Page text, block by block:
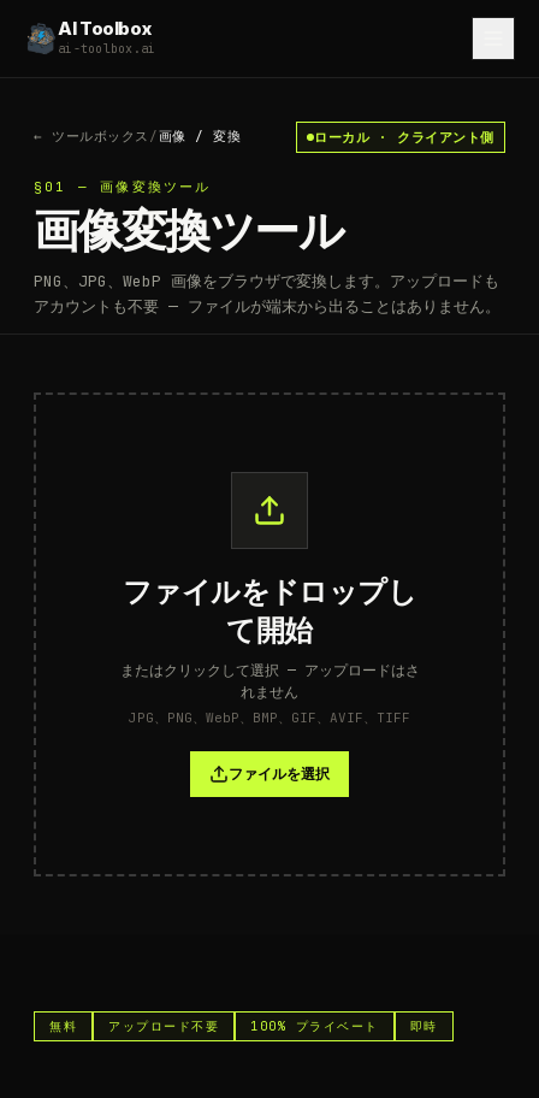
AI Toolbox
ai-toolbox.ai
← ツールボックス /画像 /変換 ローカル · クライアント側
§01 — 画像変換ツール
画像変換ツール
PNG、JPG、WebP 画像をブラウザで変換します。アップロードも
アカウントも不要 — ファイルが端末から出ることはありません。
ファイルをドロップし
て開始
またはクリックして選択 — アップロードはさ
れません
JPG、PNG、WebP、BMP、GIF、AVIF、TIFF
ファイルを選択
無料 アップロード不要 100% プライベート 即時